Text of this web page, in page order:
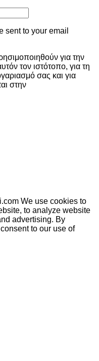
sent to your email
για την
τον ιστότοπο, για τη
σας και για
στην
We use cookies to
to analyze website
advertising. By
to our use of